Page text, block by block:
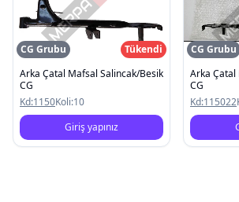
CG Grubu
Tükendi
Arka Çatal Mafsal Salincak/Besik
CG
Kd:1150Koli:10
Giriş yapınız
CG Grubu
Arka Çatal
CG
Kd:115022